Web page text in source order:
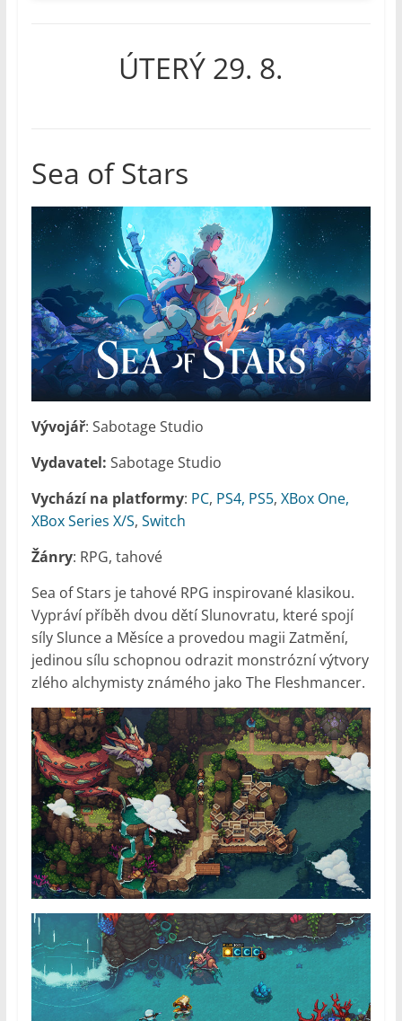
ÚTERÝ 29. 8.
Sea of Stars
Vývojář: Sabotage Studio
Vydavatel: Sabotage Studio
Vychází na platformy: PC, PS4, PS5, XBox One,
XBox Series X/S, Switch
Žánry: RPG, tahové
Sea of Stars je tahové RPG inspirované klasikou.
Vypráví příběh dvou dětí Slunovratu, které spojí
síly Slunce a Měsíce a provedou magii Zatmění,
jedinou sílu schopnou odrazit monstrózní výtvory
zlého alchymisty známého jako The Fleshmancer.